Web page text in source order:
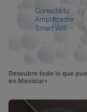
Descubre todo lo que
en Movistar+